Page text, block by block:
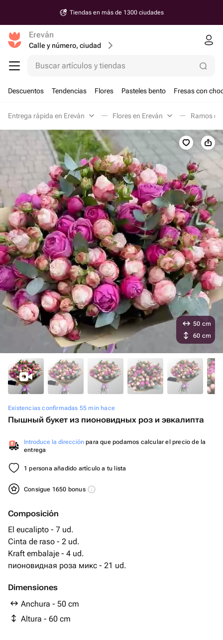
Tiendas en más de 1300 ciudades
Ereván
Calle y número, ciudad
Buscar artículos y tiendas
Descuentos Tendencias Flores Pasteles bento Fresas con
Entrega rápida en Ereván Flores en Ereván Ramos
Existencias confirmadas 55 min hace
Пышный букет из пионовидных роз и эвкалипта
Introduce la dirección para que podamos calcular el precio de la
entrega
1 persona añadido artículo a tu lista
Consigue 1650 bonus
Composición
El eucalipto - 7 ud.
Cinta de raso - 2 ud.
Kraft embalaje - 4 ud.
пионовидная роза микс - 21 ud.
Dimensiones
Anchura - 50 cm
Altura - 60 cm
50 cm
60 cm